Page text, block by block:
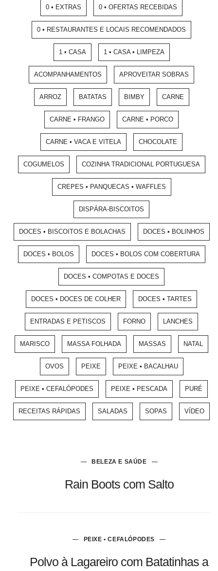
0 • EXTRAS 0 • OFERTAS RECEBIDAS
0 • RESTAURANTES E LOCAIS RECOMENDADOS
1 • CASA 1 • CASA • LIMPEZA
ACOMPANHAMENTOS APROVEITAR SOBRAS
ARROZ BATATAS BIMBY CARNE
CARNE • FRANGO CARNE • PORCO
CARNE • VACA E VITELA CHOCOLATE
COGUMELOS COZINHA TRADICIONAL PORTUGUESA
CREPES • PANQUECAS • WAFFLES
DISPÁRA-BISCOITOS
DOCES • BISCOITOS E BOLACHAS DOCES • BOLINHOS
DOCES • BOLOS DOCES • BOLOS COM COBERTURA
DOCES • COMPOTAS E DOCES
DOCES • DOCES DE COLHER DOCES • TARTES
ENTRADAS E PETISCOS FORNO LANCHES
MARISCO MASSA FOLHADA MASSAS NATAL
OVOS PEIXE PEIXE • BACALHAU
PEIXE • CEFALÓPODES PEIXE • PESCADA PURÉ
RECEITAS RÁPIDAS SALADAS SOPAS VÍDEO
BELEZA E SAÚDE
Rain Boots com Salto
PEIXE • CEFALÓPODES
Polvo à Lagareiro com Batatinhas a